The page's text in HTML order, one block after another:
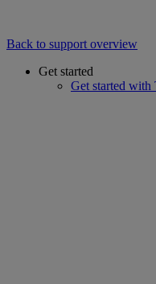
Back to support overview
Get started
Get started with